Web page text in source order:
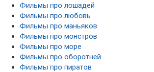
Фильмы про лошадей
Фильмы про любовь
Фильмы про маньяков
Фильмы про монстров
Фильмы про море
Фильмы про оборотней
Фильмы про пиратов